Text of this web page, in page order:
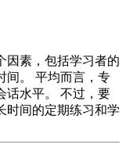
因素，包括学习者的
间。 平均而言，专
话水平。 不过，要
时间的定期练习和学